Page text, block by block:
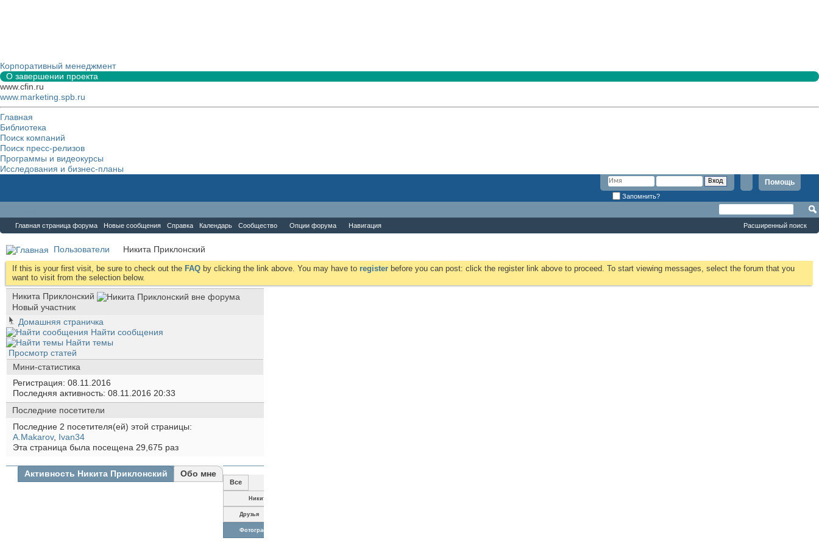
Корпоративный менеджмент
О завершении проекта
www.cfin.ru
www.marketing.spb.ru
Главная
Библиотека
Поиск компаний
Поиск пресс-релизов
Программы и видеокурсы
Исследования и бизнес-планы
Помощь
Запомнить?
Главная страница форума Новые сообщения Справка Календарь Сообщество Опции форума Навигация Расширенный поиск
Пользователи Никита Приклонский
If this is your first visit, be sure to check out the FAQ by clicking the link above. You may have to register before you can post: click the register link above to proceed. To start viewing messages, select the forum that you
want to visit from the selection below.
Никита Приклонский
Новый участник
Домашняя страничка
Найти сообщения
Найти темы
Просмотр статей
Мини-статистика
Регистрация 08.11.2016
Последняя активность 08.11.2016 20:33
Последние посетители
Последние 2 посетителя(ей) этой страницы:
A.Makarov, Ivan34
Эта страница была посещена 29,675 раз
Активность Никита Приклонский Обо мне
Все
Никита
Приклонский
Друзья
Фотографии